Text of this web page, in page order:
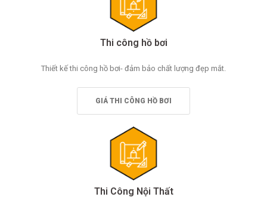
Thi công hồ bơi
Thiết kế thi công hồ bơi- đảm bảo chất lượng đẹp mắt.
GIÁ THI CÔNG HỒ BƠI
Thi Công Nội Thất